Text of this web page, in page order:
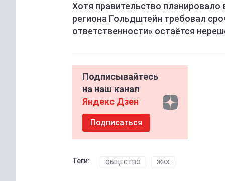
Хотя правительство планировало
региона Гольдштейн требовал
ответственности» остаётся
Подписывайтесь
на наш канал
Яндекс Дзен
Подписаться
Теги: ОБЩЕСТВО ЖКХ